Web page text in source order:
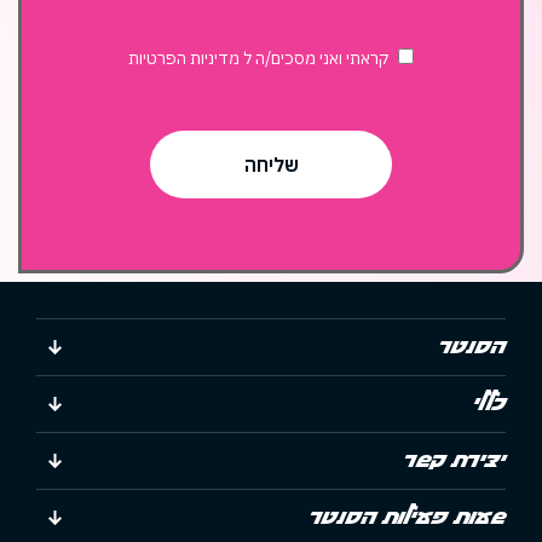
קראתי ואני מסכים/ה ל מדיניות הפרטיות
הסנטר
כללי
יצירת קשר
שעות פעילות הסנטר